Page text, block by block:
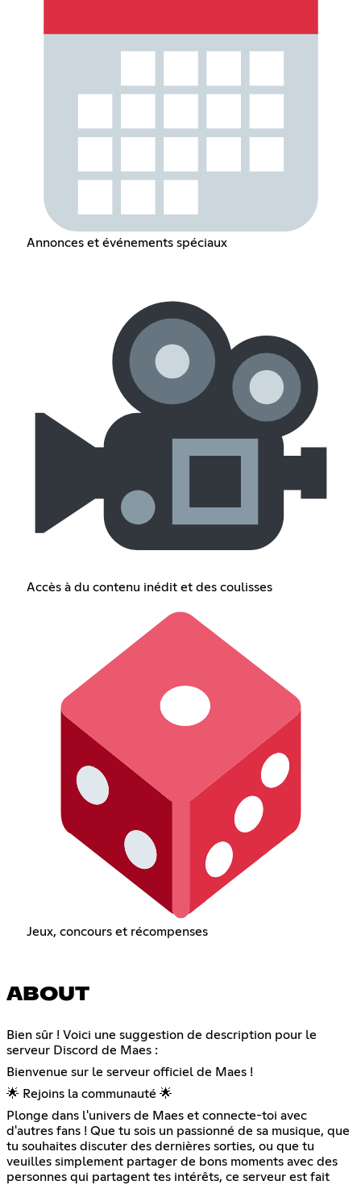
Annonces et événements spéciaux
Accès à du contenu inédit et des coulisses
Jeux, concours et récompenses
ABOUT
Bien sûr ! Voici une suggestion de description pour le
serveur Discord de Maes :
Bienvenue sur le serveur officiel de Maes !
🌟 Rejoins la communauté 🌟
Plonge dans l'univers de Maes et connecte-toi avec
d'autres fans ! Que tu sois un passionné de sa musique, que
tu souhaites discuter des dernières sorties, ou que tu
veuilles simplement partager de bons moments avec des
personnes qui partagent tes intérêts, ce serveur est fait